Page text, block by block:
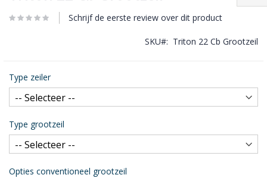
Schrijf de eerste review over dit product
SKU Triton 22 Cb Grootzeil
Type zeiler
Type grootzeil
Opties conventioneel grootzeil